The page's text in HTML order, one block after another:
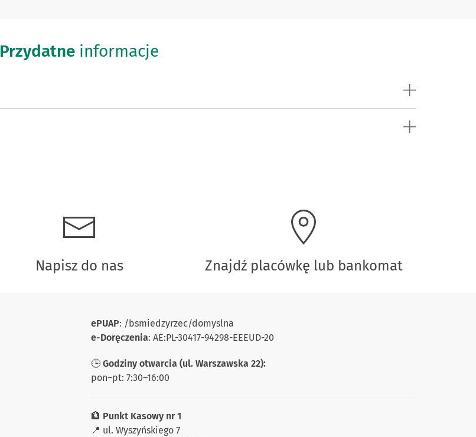
Przydatne informacje
Napisz do nas Znajdź placówkę lub bankomat
ePUAP: /bsmiedzyrzec/domyslna
e-Doręczenia: AE:PL-30417-94298-EEEUD-20
🕒 Godziny otwarcia (ul. Warszawska 22):
pon–pt: 7:30–16:00
🏦 Punkt Kasowy nr 1
📍 ul. Wyszyńskiego 7